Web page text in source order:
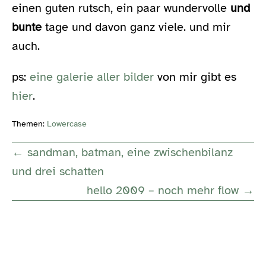
einen guten rutsch, ein paar wundervolle und
bunte tage und davon ganz viele. und mir
auch.
ps: eine galerie aller bilder von mir gibt es
hier.
Themen: Lowercase
Post
Navigation
← sandman, batman, eine zwischenbilanz
und drei schatten
hello 2009 – noch mehr flow →